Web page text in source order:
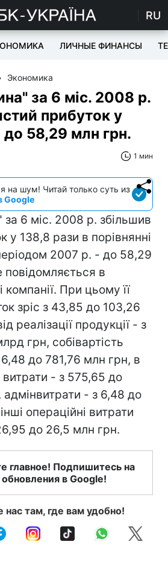
RU
ЛИЧНЫЕ ФИНАНСЫ
Экономика
за 6 міс. 2008 р.
прибуток у
до 58,29 млн грн.
1 мин
на шум! Читай только суть из
Google
6 міс. 2008 р. збільшив
у 138,8 рази в порівнянні
2007 р. - до 58,29
в
компанії. При цьому її
зріс з 43,85 до 103,26
реалізації продукції - з
грн, собівартість
до 781,76 млн грн, в
витрати - з 575,65 до
- з 6,48 до
операційні витрати
до 26,5 млн грн.
главное! Подпишитесь на
в Google!
нас там, где вам удобно!